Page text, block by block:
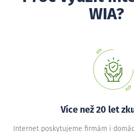
WIA?
Více než 20 let
Internet poskytujeme firmám i